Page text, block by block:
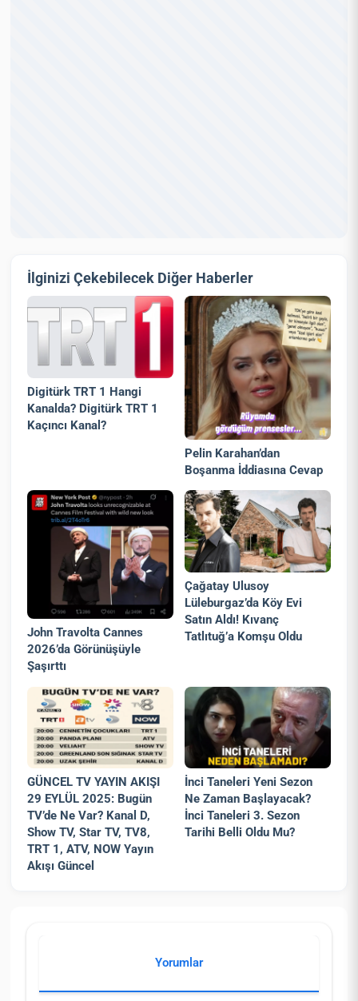
İlginizi Çekebilecek Diğer Haberler
Digitürk TRT 1 Hangi
Kanalda? Digitürk TRT 1
Kaçıncı Kanal?
Pelin Karahan’dan
Boşanma İddiasına Cevap
John Travolta Cannes
2026’da Görünüşüyle
Şaşırttı
Çağatay Ulusoy
Lüleburgaz’da Köy Evi
Satın Aldı! Kıvanç
Tatlıtuğ’a Komşu Oldu
GÜNCEL TV YAYIN AKIŞI
29 EYLÜL 2025: Bugün
TV’de Ne Var? Kanal D,
Show TV, Star TV, TV8,
TRT 1, ATV, NOW Yayın
Akışı Güncel
İnci Taneleri Yeni Sezon
Ne Zaman Başlayacak?
İnci Taneleri 3. Sezon
Tarihi Belli Oldu Mu?
Yorumlar